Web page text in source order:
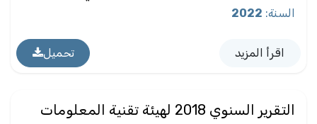
السنة:
2022
اقرأ المزيد تحميل
التقرير السنوي 2018 لهيئة تقنية المعلومات